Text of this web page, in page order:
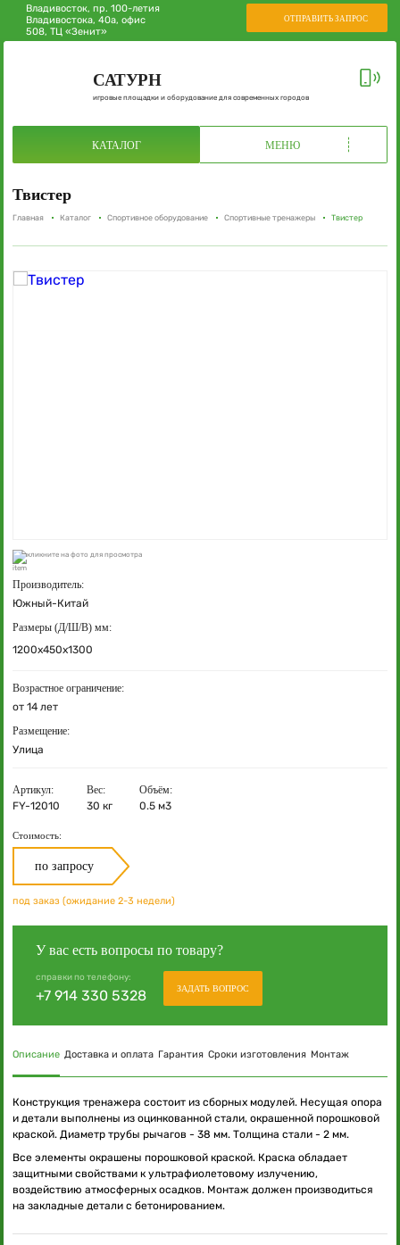
Владивосток, пр. 100-летия
Владивостока, 40а, офис
508, ТЦ «Зенит»
ОТПРАВИТЬ ЗАПРОС
САТУРН
игровые площадки и оборудование для современных городов
КАТАЛОГ МЕНЮ
Твистер
Главная Каталог Спортивное оборудование Спортивные тренажеры Твистер
кликните на фото для просмотра
Производитель:
Южный-Китай
Размеры (Д/Ш/В) мм:
1200x450x1300
Возрастное ограничение:
от 14 лет
Размещение:
Улица
Артикул:
FY-12010
Вес:
30 кг
Объём:
0.5 м3
Стоимость:
по запросу
под заказ (ожидание 2-3 недели)
У вас есть вопросы по товару?
справки по телефону:
+7 914 330 5328 ЗАДАТЬ ВОПРОС
Описание Доставка и оплата Гарантия Сроки изготовления Монтаж
Конструкция тренажера состоит из сборных модулей. Несущая опора
и детали выполнены из оцинкованной стали, окрашенной порошковой
краской. Диаметр трубы рычагов - 38 мм. Толщина стали - 2 мм.
Все элементы окрашены порошковой краской. Краска обладает
защитными свойствами к ультрафиолетовому излучению,
воздействию атмосферных осадков. Монтаж должен производиться
на закладные детали с бетонированием.